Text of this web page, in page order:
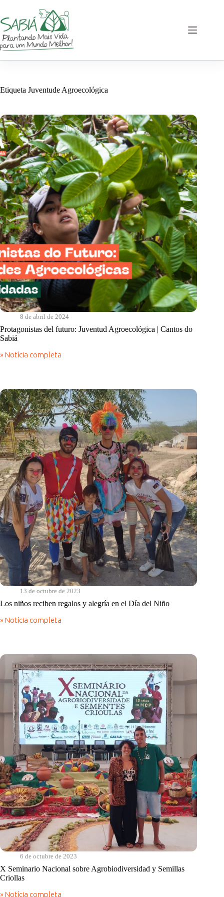
contenido
Etiqueta Juventude Agroecológica
8 de abril de 2024
Protagonistas del futuro: Juventud Agroecológica | Cantos do
Sabiá
» Notícia completa
Protagonistas
Agroecológica
|
Cantos
do
Sabiá
13 de octubre de 2023
Los niños reciben regalos y alegría en el Día del Niño
» Notícia completa
Los
y
alegría
el
Niño
6 de octubre de 2023
X Seminario Nacional sobre Agrobiodiversidad y Semillas
Criollas
» Notícia completa